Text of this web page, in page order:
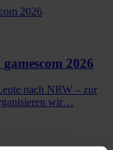
2026
nach NRW – zur
wir…